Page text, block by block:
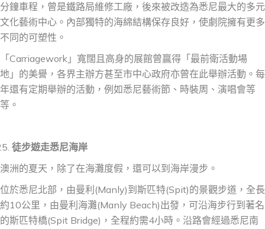
分鐘車程，曾是鐵路局維修工廠，後來被改造為悉尼最大的多元
文化藝術中心。內部獨特的海綿結構保存良好，使劇院擁有更多
不同的可塑性。
「Carriagework」寬闊且高身的展館曾贏得「最前衛活動場
地」的美譽，各界主辦方甚至市中心政府亦曾在此舉辦活動。每
年還有定期舉辦的活動，例如悉尼藝術節、時裝周、演唱會等
等。
徒步遊走悉尼海岸
澳洲的夏天，除了在海灘度假，還可以到海岸漫步。
位於悉尼北部，由曼利(Manly)到斯匹特(Spit)的景觀步道，全長
約10公里，由曼利海灘(Manly Beach)出發，可沿海步行到著名
的斯匹特橋(Spit Bridge)，全程約需4小時。沿路會經過悉尼南